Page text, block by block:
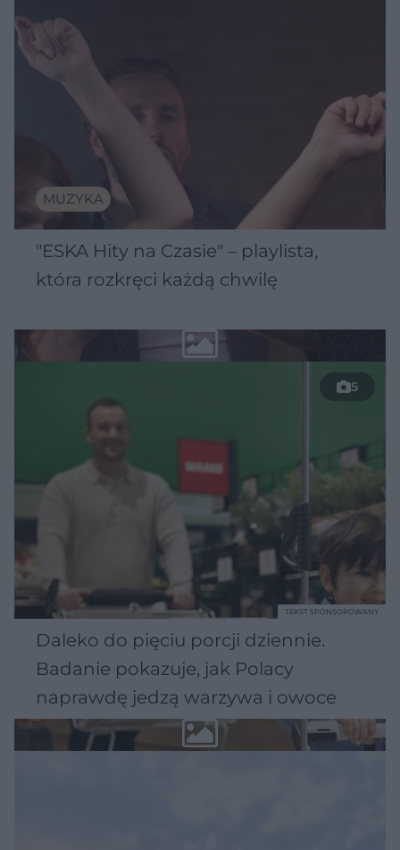
MUZYKA
"ESKA Hity na Czasie" – playlista,
która rozkręci każdą chwilę
5
Daleko do pięciu porcji dziennie.
Badanie pokazuje, jak Polacy
naprawdę jedzą warzywa i owoce
TEKST SPONSOROWANY